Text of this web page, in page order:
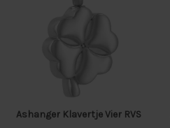
Ashanger Klavertje Vier RVS